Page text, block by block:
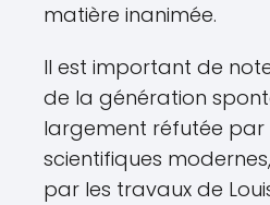
matière inanimée.
Il est important de
de la génération
largement réfutée par
scientifiques
par les travaux de